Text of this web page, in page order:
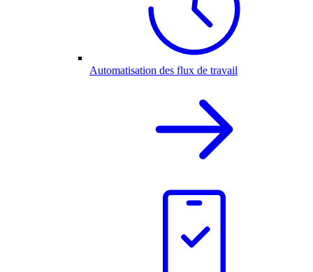
Automatisation des flux de travail